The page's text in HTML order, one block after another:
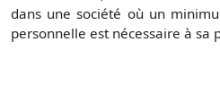
dans une société où un
personnelle est nécessaire à sa